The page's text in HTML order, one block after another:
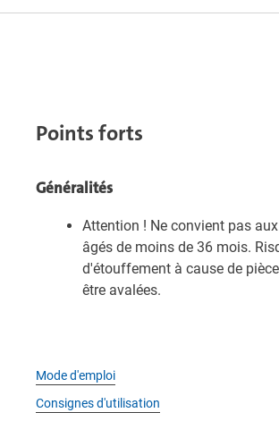
Points forts
Généralités
Attention ! Ne convient pas
âgés de moins de 36 mois.
d'étouffement à cause de
être avalées.
Mode d'emploi
Consignes d'utilisation